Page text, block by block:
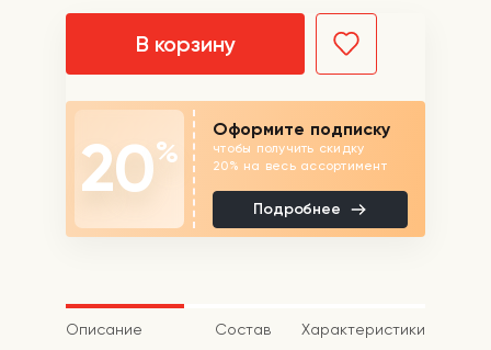
В корзину
20%
Оформите подписку
чтобы получить скидку
20% на весь ассортимент
Подробнее
Описание Состав Характеристики